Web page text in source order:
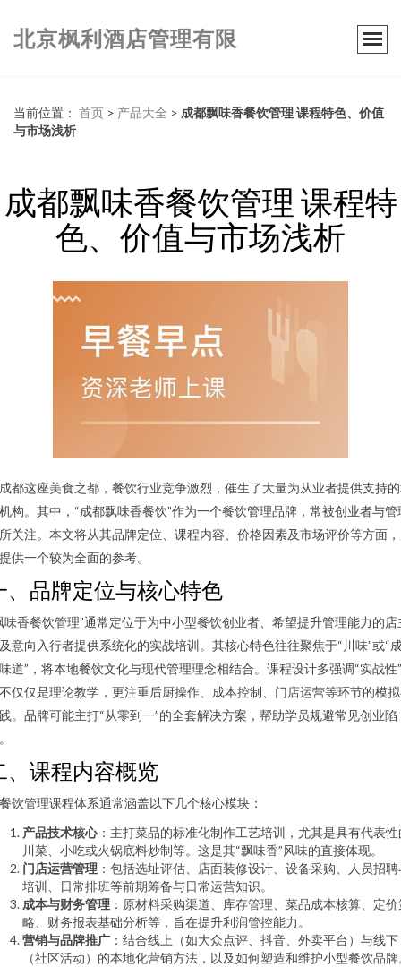
北京枫利酒店管理有限
当前位置： 首页 > 产品大全 > 成都飘味香餐饮管理 课程特色、价值
与市场浅析
成都飘味香餐饮管理 课程特
色、价值与市场浅析
都这座美食之都，餐饮行业竞争激烈，催生了大量为从业者提供支持
构。其中，“成都飘味香餐饮”作为一个餐饮管理品牌，常被创业者与管
关注。本文将从其品牌定位、课程内容、价格因素及市场评价等方面
供一个较为全面的参考。
、品牌定位与核心特色
味香餐饮管理”通常定位于为中小型餐饮创业者、希望提升管理能力的店
意向入行者提供系统化的实战培训。其核心特色往往聚焦于“川味”或“
道”，将本地餐饮文化与现代管理理念相结合。课程设计多强调“实战性
仅仅是理论教学，更注重后厨操作、成本控制、门店运营等环节的模
。品牌可能主打“从零到一”的全套解决方案，帮助学员规避常见创业陷
、课程内容概览
饮管理课程体系通常涵盖以下几个核心模块：
产品技术核心：主打菜品的标准化制作工艺培训，尤其是具有代表性
川菜、小吃或火锅底料炒制等。这是其“飘味香”风味的直接体现。
门店运营管理 ：包括选址评估、店面装修设计、设备采购、人员招聘
培训、日常排班等前期筹备与日常运营知识。
成本与财务管理 ：原材料采购渠道、库存管理、菜品成本核算、定价
略、财务报表基础分析等，旨在提升利润管控能力。
营销与品牌推广 ：结合线上（如大众点评、抖音、外卖平台）与线下
（社区活动）的本地化营销方法，以及如何塑造和维护小型餐饮品